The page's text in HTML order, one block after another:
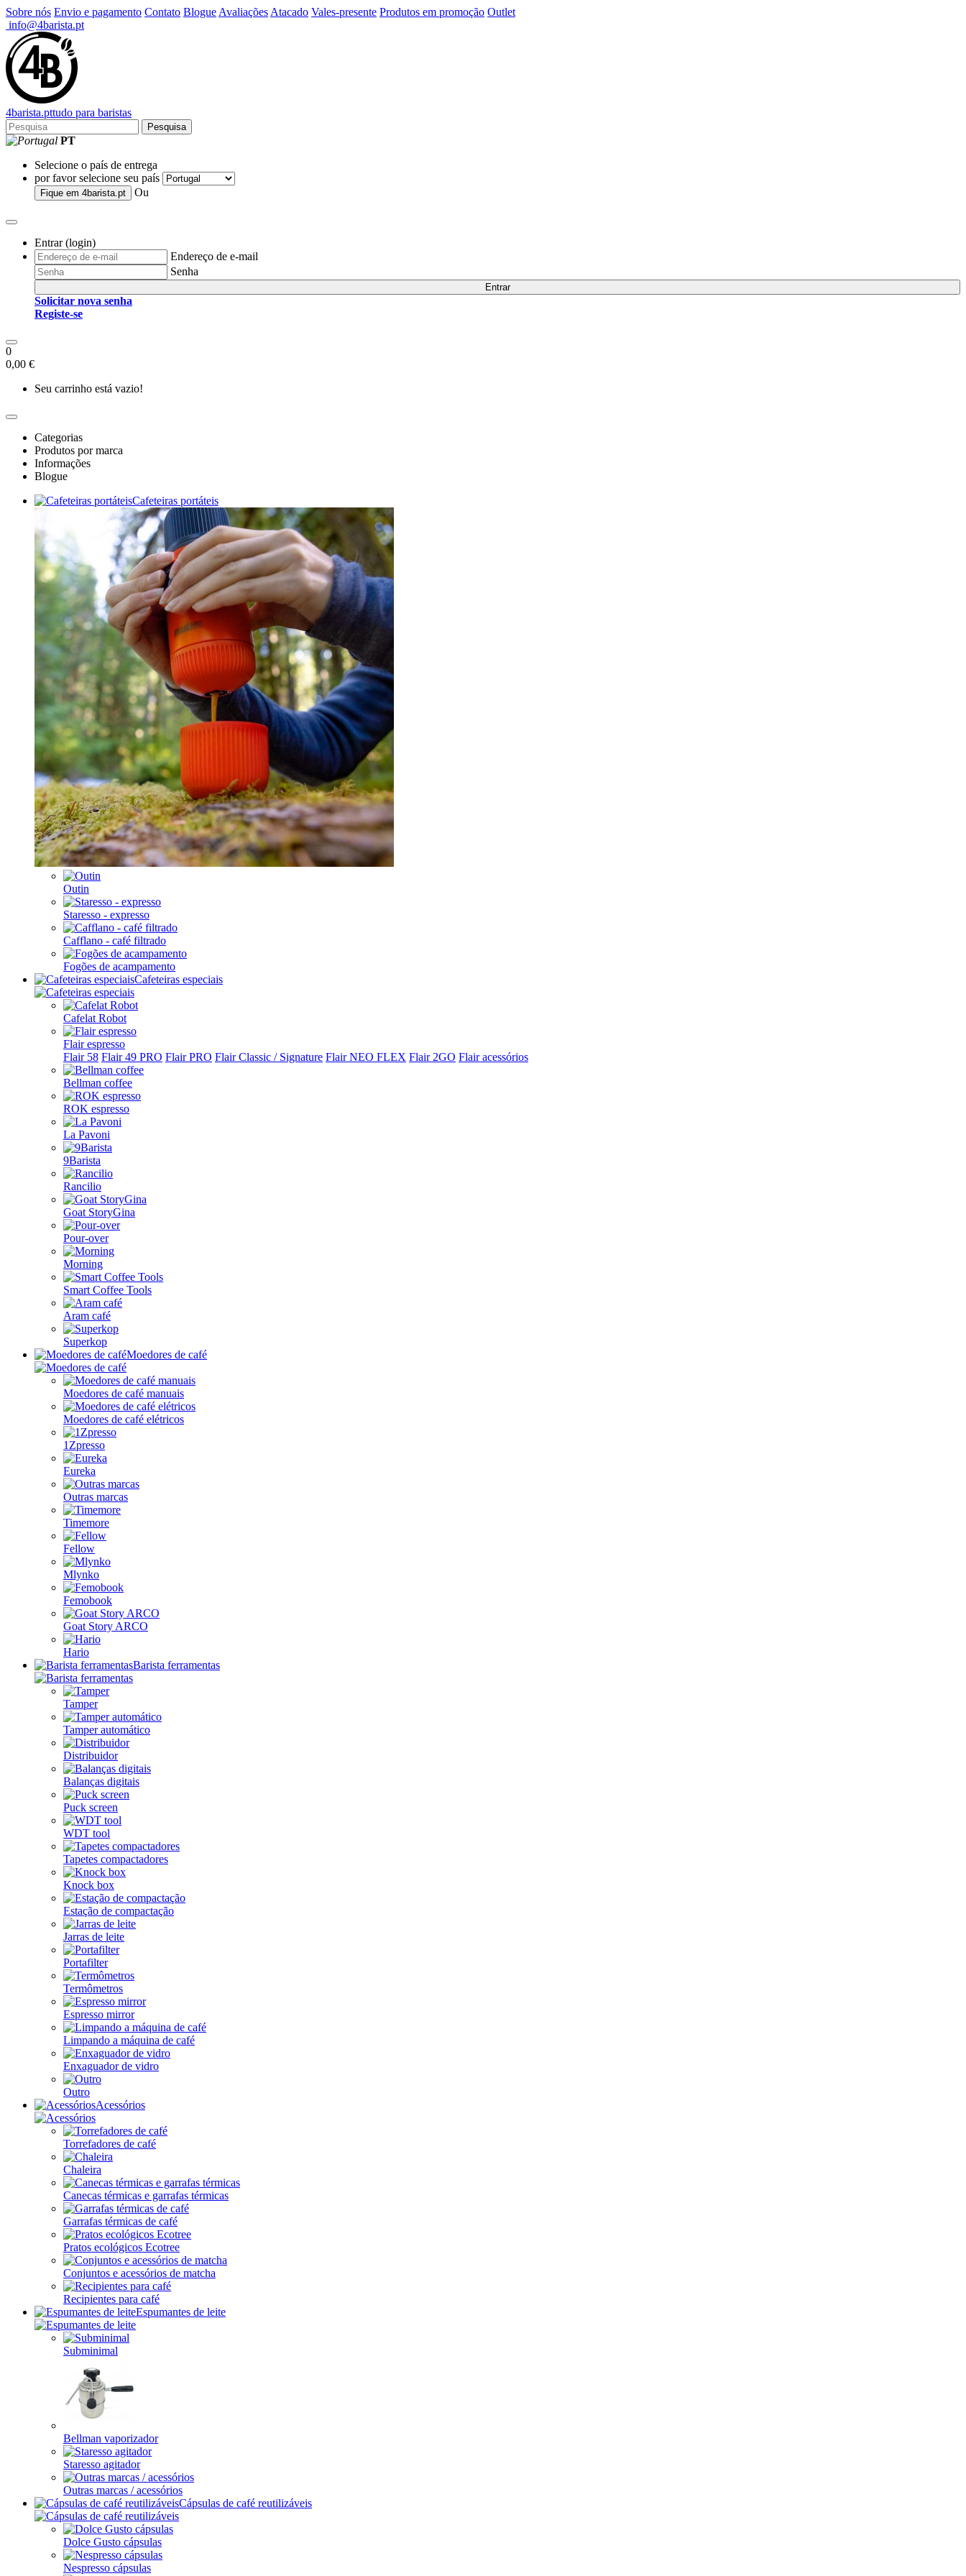
Sobre nós Envio e pagamento Contato Blogue Avaliações Atacado Vales-presente Produtos em promoção Outlet
info@4barista.pt
4barista.pttudo para baristas
Pesquisa
PT
Selecione o país de entrega
por favor selecione seu país
Fique em 4barista.pt Ou
Entrar (login)
Endereço de e-mail
Senha
Entrar
Solicitar nova senha
Registe-se
0
0,00 €
Seu carrinho está vazio!
Categorias
Produtos por marca
Informações
Blogue
Cafeteiras portáteis
Outin
Staresso - expresso
Cafflano - café filtrado
Fogões de acampamento
Cafeteiras especiais
Cafelat Robot
Flair espresso
Flair 58 Flair 49 PRO Flair PRO Flair Classic / Signature Flair NEO FLEX Flair 2GO Flair acessórios
Bellman coffee
ROK espresso
La Pavoni
9Barista
Rancilio
Goat StoryGina
Pour-over
Morning
Smart Coffee Tools
Aram café
Superkop
Moedores de café
Moedores de café manuais
Moedores de café elétricos
1Zpresso
Eureka
Outras marcas
Timemore
Fellow
Mlynko
Femobook
Goat Story ARCO
Hario
Barista ferramentas
Tamper
Tamper automático
Distribuidor
Balanças digitais
Puck screen
WDT tool
Tapetes compactadores
Knock box
Estação de compactação
Jarras de leite
Portafilter
Termômetros
Espresso mirror
Limpando a máquina de café
Enxaguador de vidro
Outro
Acessórios
Torrefadores de café
Chaleira
Canecas térmicas e garrafas térmicas
Garrafas térmicas de café
Pratos ecológicos Ecotree
Conjuntos e acessórios de matcha
Recipientes para café
Espumantes de leite
Subminimal
Bellman vaporizador
Staresso agitador
Outras marcas / acessórios
Cápsulas de café reutilizáveis
Dolce Gusto cápsulas
Nespresso cápsulas